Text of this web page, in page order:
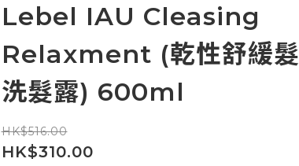
Lebel IAU Cleasing
Relaxment (乾性舒緩髮
洗髮露) 600ml
HK$516.00
HK$310.00